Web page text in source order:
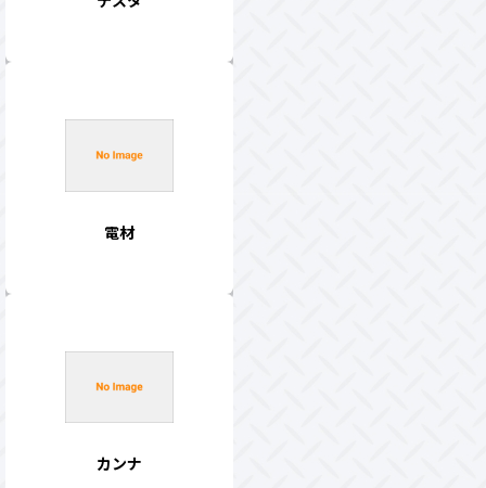
電材
カンナ